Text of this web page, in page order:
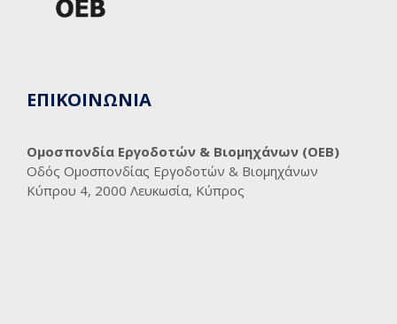
ΕΠΙΚΟΙΝΩΝΙΑ
Ομοσπονδία Εργοδοτών & Βιομηχάνων (ΟΕΒ)
Οδός Ομοσπονδίας Εργοδοτών & Βιομηχάνων
Κύπρου 4, 2000 Λευκωσία, Κύπρος